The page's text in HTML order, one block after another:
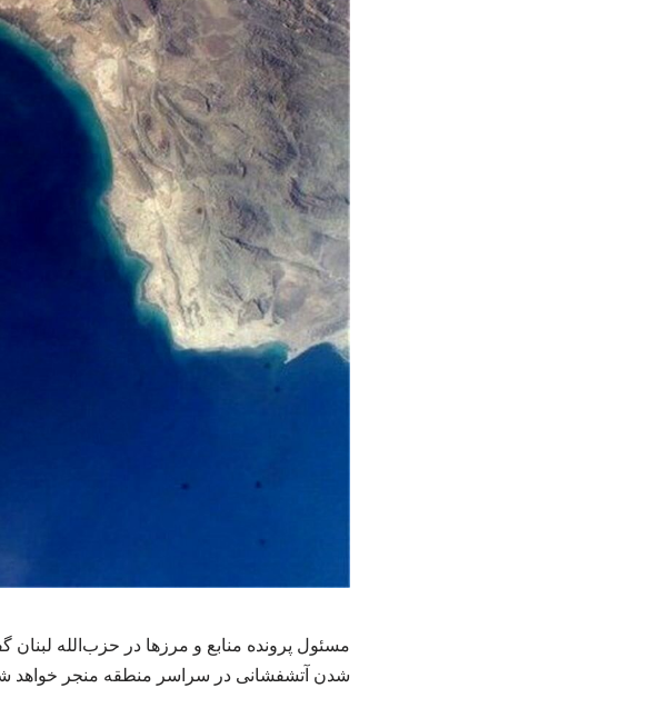
مسئول پرونده منابع و مرزها در حزب‌الله
شدن آتشفشانی در سراسر منطقه منجر خواهد